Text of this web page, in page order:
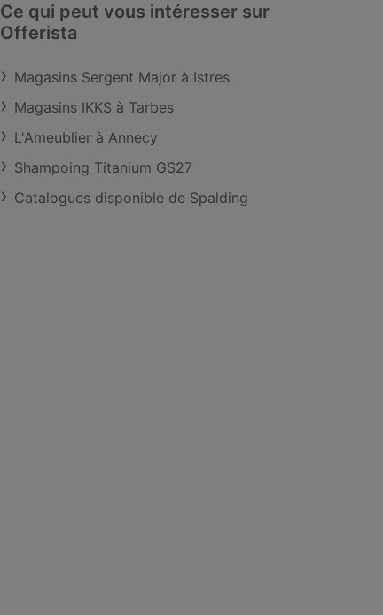
Ce qui peut vous intéresser sur
Offerista
Magasins Sergent Major à Istres
Magasins IKKS à Tarbes
L'Ameublier à Annecy
Shampoing Titanium GS27
Catalogues disponible de Spalding